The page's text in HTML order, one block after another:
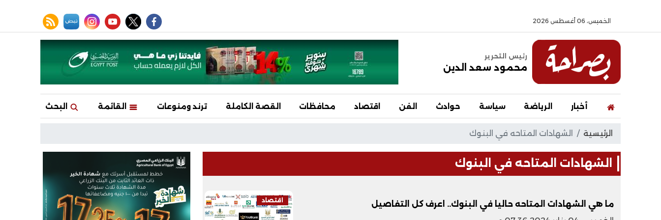
الخميس، 06 أغسطس 2026
facebook
twitter
youtube
instagram
نبض rss feed
رئيس التحرير
محمود سعد الدين
أخبار الرياضة سياسة حوادث الفن اقتصاد محافظات القصة الكاملة ترند ومنوعات القائمة البحث
الرئيسية الشهادات المتاحه في البنوك
الشهادات المتاحه في البنوك
اقتصاد
ما هي الشهادات المتاحه حاليا في البنوك.. اعرف كل التفاصيل